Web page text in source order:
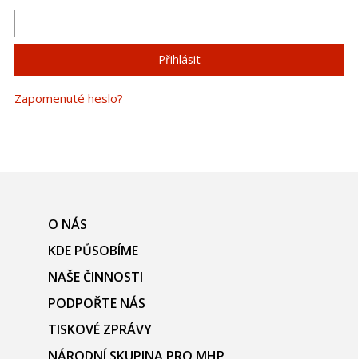
Zapomenuté heslo?
O NÁS
KDE PŮSOBÍME
NAŠE ČINNOSTI
PODPOŘTE NÁS
TISKOVÉ ZPRÁVY